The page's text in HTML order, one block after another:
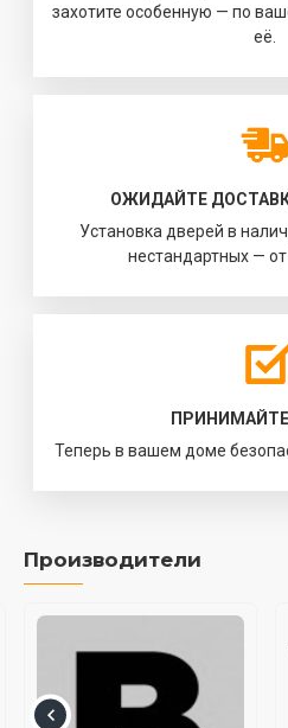
захотите особенную — по
её.
ОЖИДАЙТЕ
Установка дверей в
нестандартных —
Теперь в вашем доме
Производители